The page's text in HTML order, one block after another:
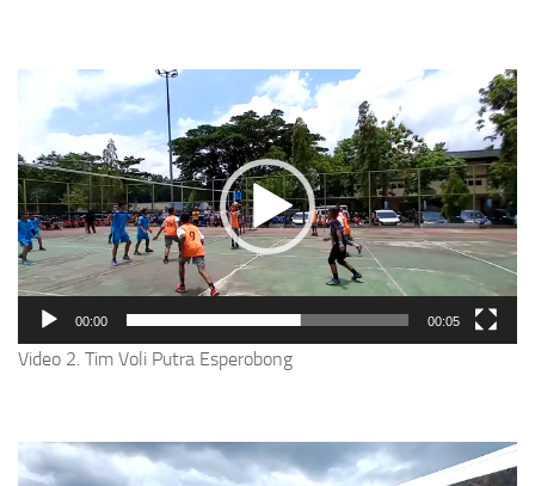
Player
00:00 00:05
Video 2. Tim Voli Putra Esperobong
Video